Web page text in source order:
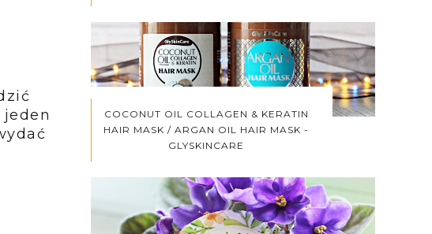
COCONUT OIL COLLAGEN & KERATIN
HAIR MASK / ARGAN OIL HAIR MASK -
GLYSKINCARE